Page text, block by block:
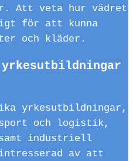
Att veta hur vädret
för att kunna
och kläder.
yrkesutbildningar,
och logistik,
industriell
av att